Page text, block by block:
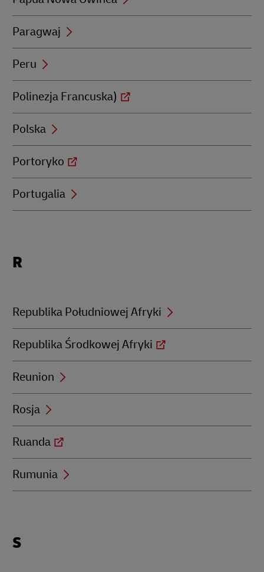
Paragwaj
Peru
Polinezja Francuska)
Polska
Portoryko
Portugalia
beginning
R
Republika Południowej Afryki
Republika Środkowej Afryki
Reunion
Rosja
Ruanda
Rumunia
beginning
S